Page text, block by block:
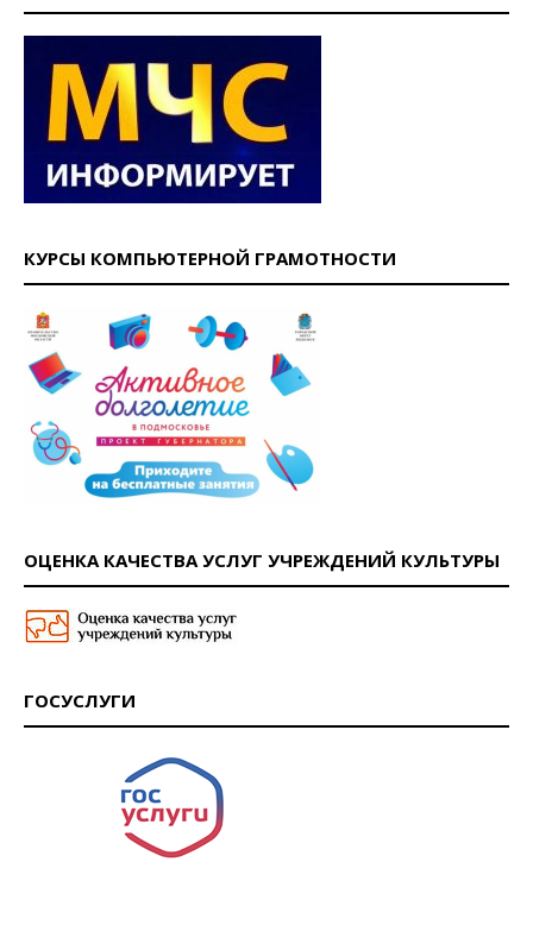
КУРСЫ КОМПЬЮТЕРНОЙ ГРАМОТНОСТИ
ОЦЕНКА КАЧЕСТВА УСЛУГ УЧРЕЖДЕНИЙ КУЛЬТУРЫ
ГОСУСЛУГИ